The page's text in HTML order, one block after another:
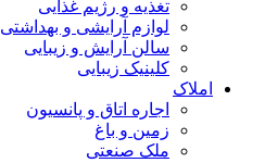
تغذیه و رژیم غذایی
لوازم آرایشی و بهداشتی
سالن آرایش و زیبایی
کلینیک زیبایی
املاک
اجاره اتاق و پانسیون
زمین و باغ
ملک صنعتی